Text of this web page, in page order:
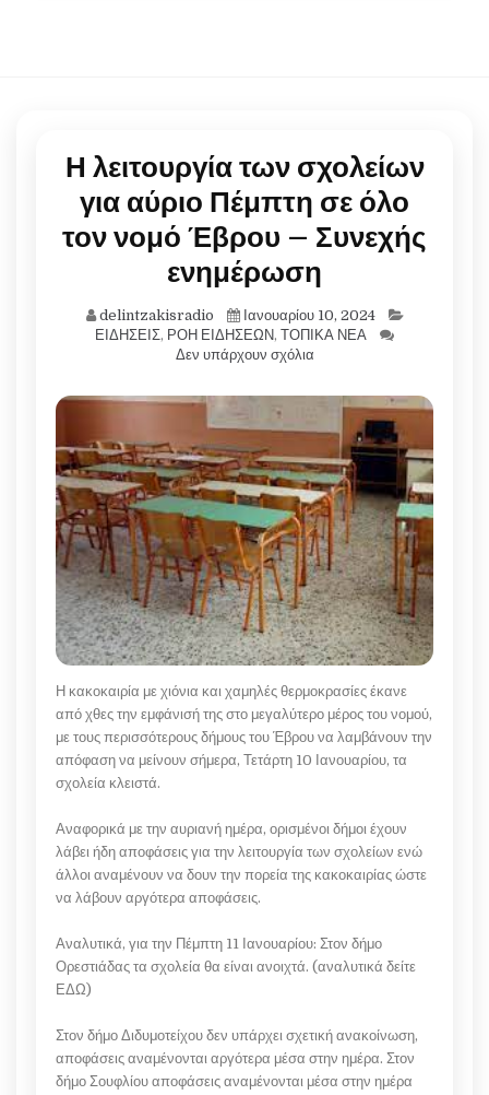
Η λειτουργία των σχολείων
για αύριο Πέμπτη σε όλο
τον νομό Έβρου – Συνεχής
ενημέρωση
delintzakisradio
Ιανουαρίου 10, 2024
ΕΙΔΗΣΕΙΣ, ΡΟΗ ΕΙΔΗΣΕΩΝ, ΤΟΠΙΚΑ ΝΕΑ
Δεν υπάρχουν σχόλια
Η κακοκαιρία με χιόνια και χαμηλές θερμοκρασίες έκανε
από χθες την εμφάνισή της στο μεγαλύτερο μέρος του νομού,
με τους περισσότερους δήμους του Έβρου να λαμβάνουν την
απόφαση να μείνουν σήμερα, Τετάρτη 10 Ιανουαρίου, τα
σχολεία κλειστά.
Αναφορικά με την αυριανή ημέρα, ορισμένοι δήμοι έχουν
λάβει ήδη αποφάσεις για την λειτουργία των σχολείων ενώ
άλλοι αναμένουν να δουν την πορεία της κακοκαιρίας ώστε
να λάβουν αργότερα αποφάσεις.
Αναλυτικά, για την Πέμπτη 11 Ιανουαρίου: Στον δήμο
Ορεστιάδας τα σχολεία θα είναι ανοιχτά. (αναλυτικά δείτε
ΕΔΩ)
Στον δήμο Διδυμοτείχου δεν υπάρχει σχετική ανακοίνωση,
αποφάσεις αναμένονται αργότερα μέσα στην ημέρα. Στον
δήμο Σουφλίου αποφάσεις αναμένονται μέσα στην ημέρα